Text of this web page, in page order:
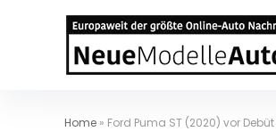
Home » Ford Puma ST (2020) vor